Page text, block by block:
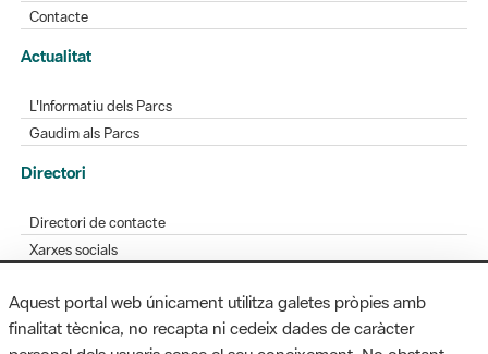
Contacte
Actualitat
L'Informatiu dels Parcs
Gaudim als Parcs
Directori
Directori de contacte
Xarxes socials
Bústia de suggeriments
Opineu sobre els parcs
Aquest portal web únicament utilitza galetes pròpies amb
finalitat tècnica, no recapta ni cedeix dades de caràcter